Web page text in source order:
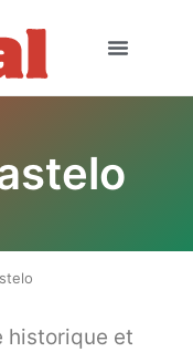
historique et